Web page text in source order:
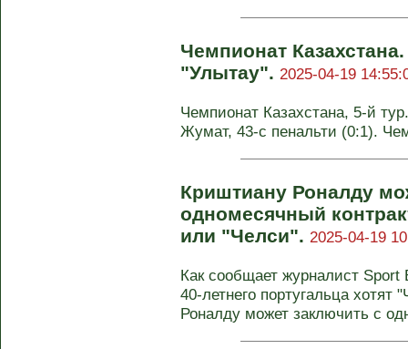
Чемпионат
"Улытау". 2025-04-19
Чемпионат Казахстана, 5-й
Жумат, 43-с пенальти (0:1).
Криштиану Роналду
одномесячный
или "Челси". 2025-04-19
Как сообщает журналист
40-летнего португальца
Роналду может заключить с